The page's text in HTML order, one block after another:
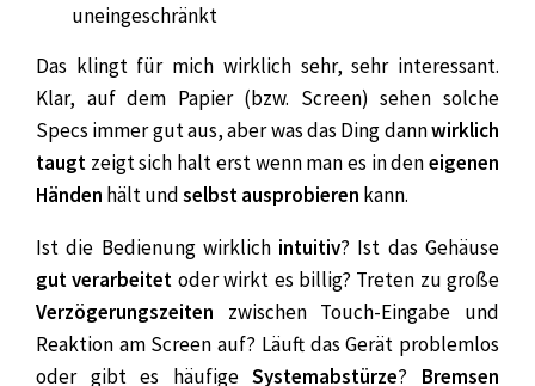
uneingeschränkt
Das klingt für mich wirklich sehr, sehr interessant.
Klar, auf dem Papier (bzw. Screen) sehen solche
Specs immer gut aus, aber was das Ding dannwirklich
taugt zeigt sich halt erst wenn man es in deneigenen
Händen hält undselbst ausprobieren kann.
Ist die Bedienung wirklich intuitiv? Ist das Gehäuse
gut verarbeitet oder wirkt es billig? Treten zu große
Verzögerungszeiten zwischen Touch-Eingabe und
Reaktion am Screen auf? Läuft das Gerät problemlos
oder gibt es häufigeSystemabstürze? Bremsen